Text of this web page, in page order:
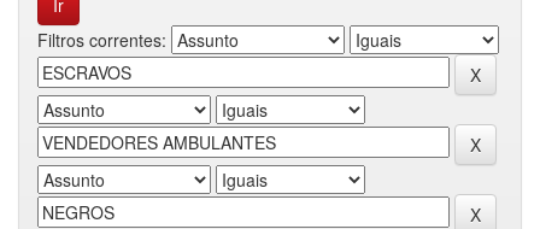
Filtros correntes: